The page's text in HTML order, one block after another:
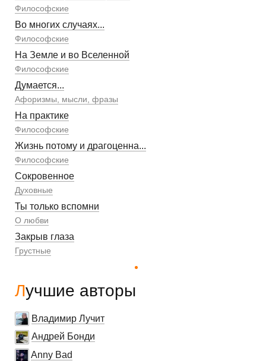
Философские
Во многих случаях...
Философские
На Земле и во Вселенной
Философские
Думается...
Афоризмы, мысли, фразы
На практике
Философские
Жизнь потому и драгоценна...
Философские
Сокровенное
Духовные
Ты только вспомни
О любви
Закрыв глаза
Грустные
Лучшие авторы
Владимир Лучит
Андрей Бонди
Anny Bad